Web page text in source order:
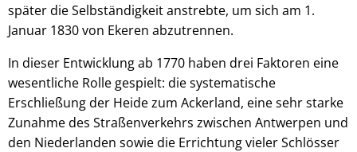
später die Selbständigkeit anstrebte, um sich am 1.
Januar 1830 von Ekeren abzutrennen.
In dieser Entwicklung ab 1770 haben drei Faktoren eine
wesentliche Rolle gespielt: die systematische
Erschließung der Heide zum Ackerland, eine sehr starke
Zunahme des Straßenverkehrs zwischen Antwerpen und
den Niederlanden sowie die Errichtung vieler Schlösser